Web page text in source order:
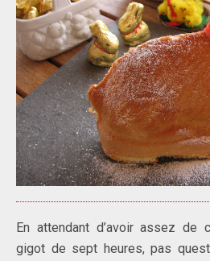
En attendant d’avoir assez de
gigot de sept heures, pas